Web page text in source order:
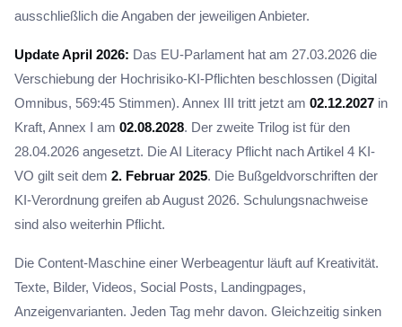
ausschließlich die Angaben der jeweiligen Anbieter.
Update April 2026: Das EU-Parlament hat am 27.03.2026 die
Verschiebung der Hochrisiko-KI-Pflichten beschlossen (Digital
Omnibus, 569:45 Stimmen). Annex III tritt jetzt am 02.12.2027 in
Kraft, Annex I am 02.08.2028. Der zweite Trilog ist für den
28.04.2026 angesetzt. Die AI Literacy Pflicht nach Artikel 4 KI-
VO gilt seit dem 2. Februar 2025. Die Bußgeldvorschriften der
KI-Verordnung greifen ab August 2026. Schulungsnachweise
sind also weiterhin Pflicht.
Die Content-Maschine einer Werbeagentur läuft auf Kreativität.
Texte, Bilder, Videos, Social Posts, Landingpages,
Anzeigenvarianten. Jeden Tag mehr davon. Gleichzeitig sinken